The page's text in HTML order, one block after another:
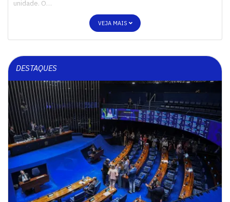
unidade. O…
VEJA MAIS
DESTAQUES